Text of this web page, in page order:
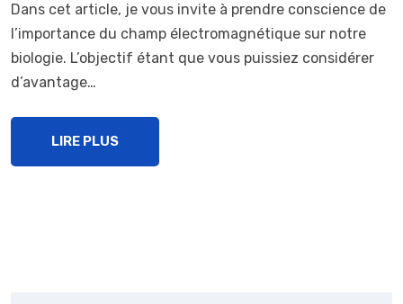
Dans cet article, je vous invite à prendre conscience de
l’importance du champ électromagnétique sur notre
biologie. L’objectif étant que vous puissiez considérer
d’avantage…
LIRE PLUS